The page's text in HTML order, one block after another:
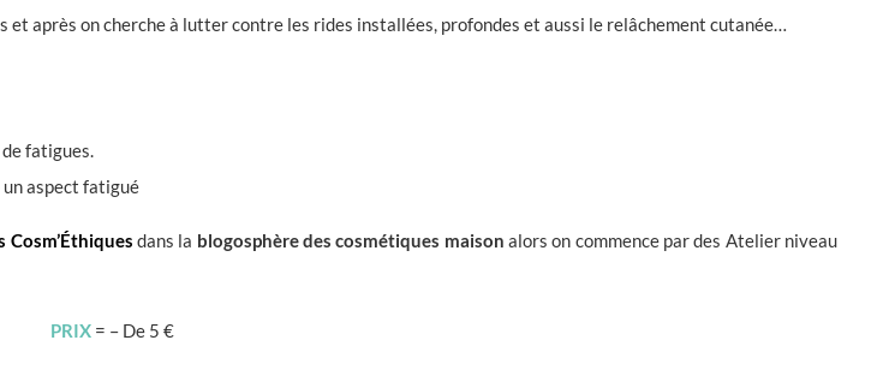
et après on cherche à lutter contre les rides installées, profondes et aussi le relâchement cutanée…
fatigues.
un aspect fatigué
Cosm’Éthiques dans la blogosphère des cosmétiques maisonalors on commence par des Atelier niveau
PRIX= – De 5 €